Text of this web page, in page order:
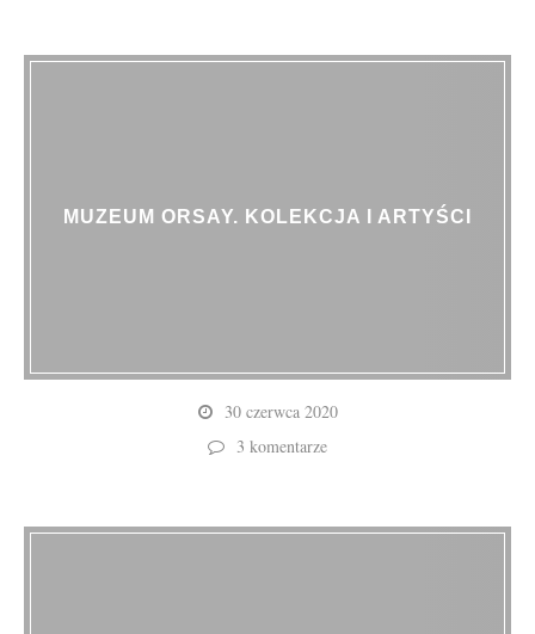
MUZEUM ORSAY. KOLEKCJA I ARTYŚCI
30 czerwca 2020
3 komentarze